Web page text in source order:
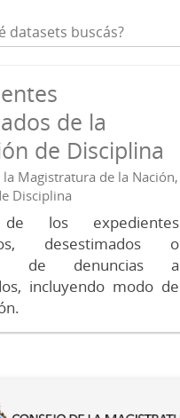
de la
de Disciplina
la Magistratura de la Nación,
Disciplina
los expedientes
desestimados o
de denuncias a
incluyendo modo de